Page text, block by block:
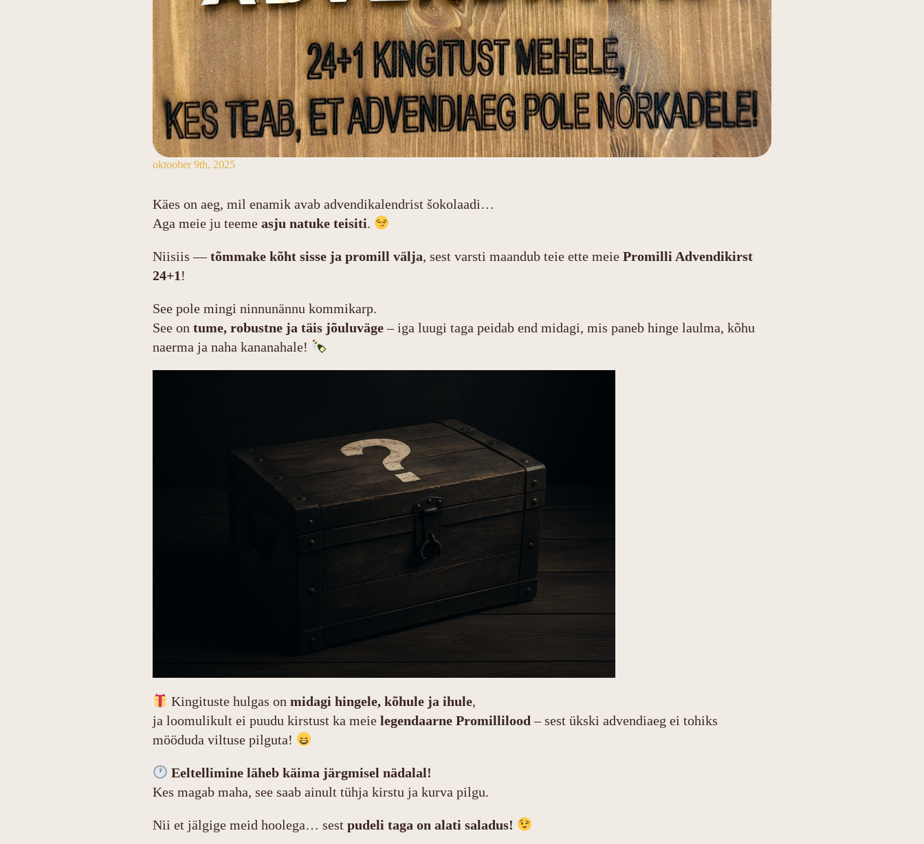
oktoober 9th, 2025
Käes on aeg, mil enamik avab advendikalendrist šokolaadi…
Aga meie ju teeme asju natuke teisiti.
Niisiis —tõmmake kõht sisse ja promill välja, sest varsti maandub teie ette meie Promilli Advendikirst
24+1 !
See pole mingi ninnunännu kommikarp.
See on tume, robustne ja täis jõuluväge– iga luugi taga peidab end midagi, mis paneb hinge laulma, kõhu
naerma ja naha kananahale!
Kingituste hulgas onmidagi hingele, kõhule ja ihule,
ja loomulikult ei puudu kirstust ka meie legendaarne Promillilood– sest ükski advendiaeg ei tohiks
mööduda viltuse pilguta!
Eeltellimine läheb käima järgmisel nädalal!
Kes magab maha, see saab ainult tühja kirstu ja kurva pilgu.
Nii et jälgige meid hoolega… sest pudeli taga on alati saladus!